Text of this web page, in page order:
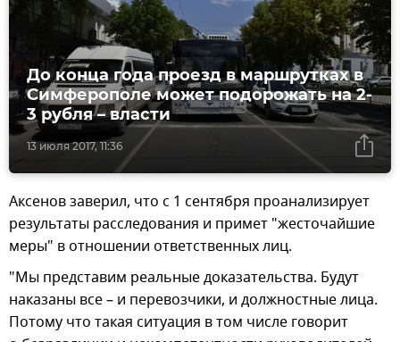
13 июля 2017, 11:36
До конца года проезд в маршрутках в
Симферополе может подорожать на 2-
3 рубля – власти
Аксенов заверил, что с 1 сентября проанализирует
результаты расследования и примет "жесточайшие
меры" в отношении ответственных лиц.
"Мы представим реальные доказательства. Будут
наказаны все – и перевозчики, и должностные лица.
Потому что такая ситуация в том числе говорит